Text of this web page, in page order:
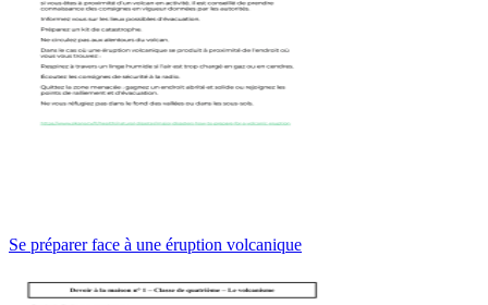
Se préparer face à une éruption volcanique